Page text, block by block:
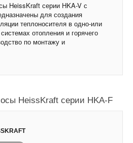
HeissKraft серии HKA-V с
для создания
теплоносителя в одно-или
отопления и горячего
по монтажу и
HeissKraft серии HKA-F